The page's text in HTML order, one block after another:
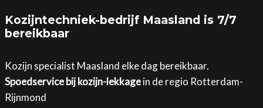
Kozijntechniek-bedrijf Maasland is 7/7
bereikbaar
Kozijn specialist Maasland elke dag bereikbaar.
Spoedservice bij kozijn-lekkagein de regio Rotterdam-
Rijnmond